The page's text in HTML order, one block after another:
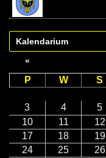
Kalendarium
«
P W S
3
4 5
10
11 12
17
18 19
24
25 26